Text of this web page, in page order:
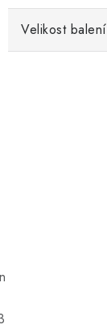
Velikost balení